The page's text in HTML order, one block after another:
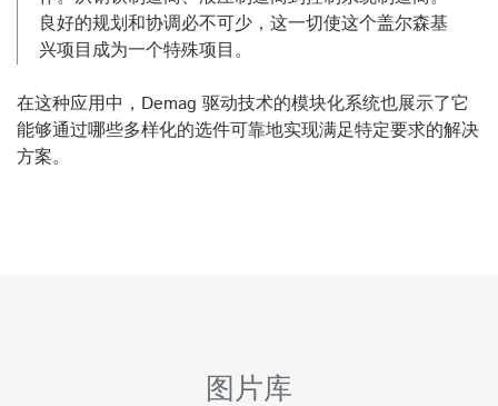
良好的规划和协调必不可少，这一切使这个盖尔森基
兴项目成为一个特殊项目。
在这种应用中，Demag 驱动技术的模块化系统也展示了它
能够通过哪些多样化的选件可靠地实现满足特定要求的解决
方案。
图片库